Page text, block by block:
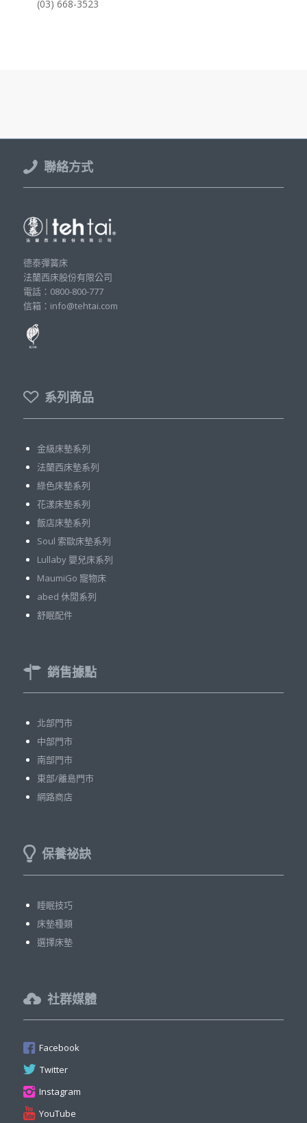
(03) 668-3523
聯絡方式
德泰彈簧床
法蘭西床股份有限公司
電話：0800-800-777
信箱：info@tehtai.com
系列商品
金級床墊系列
法蘭西床墊系列
綠色床墊系列
花漾床墊系列
飯店床墊系列
Soul 索歐床墊系列
Lullaby 嬰兒床系列
MaumiGo 寵物床
abed 休閒系列
舒眠配件
銷售據點
北部門市
中部門市
南部門市
東部/離島門市
網路商店
保養祕訣
睡眠技巧
床墊種類
選擇床墊
社群媒體
Facebook
Twitter
Instagram
YouTube